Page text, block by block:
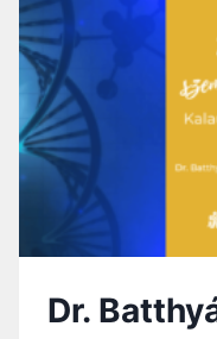
LÁSS!
KALAUZ
III.
Dr.